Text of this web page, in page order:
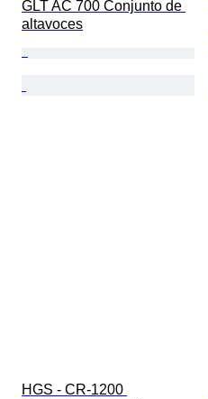
GLT AC 700 Conjunto de
altavoces
HGS - CR-1200